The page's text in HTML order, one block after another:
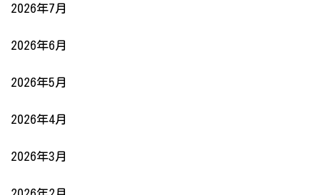
2026年7月
2026年6月
2026年5月
2026年4月
2026年3月